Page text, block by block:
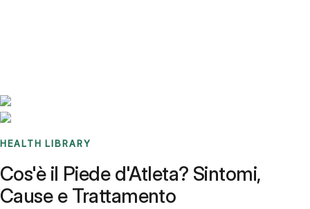
HEALTH LIBRARY
Cos'è il Piede d'Atleta? Sintomi,
Cause e Trattamento